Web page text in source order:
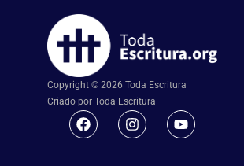
Copyright © 2026 Toda Escritura |
Criado por Toda Escritura